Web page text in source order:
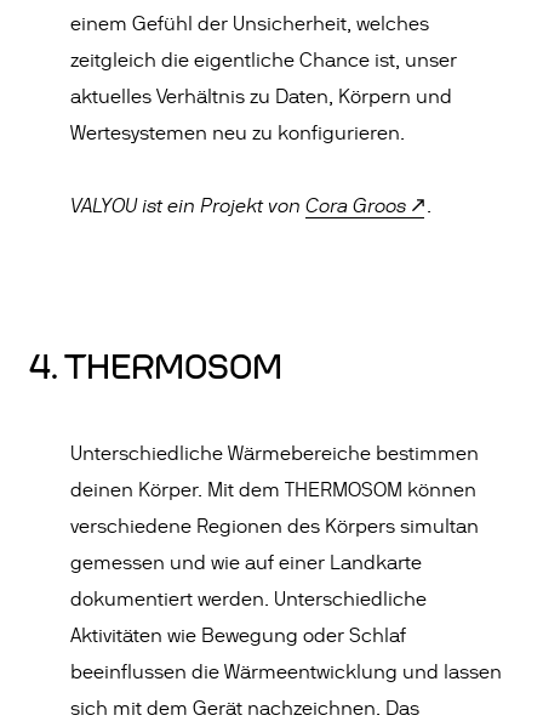
einem Gefühl der Unsicherheit, welches
zeitgleich die eigentliche Chance ist, unser
aktuelles Verhältnis zu Daten, Körpern und
Wertesystemen neu zu konfigurieren.
VALYOU ist ein Projekt vonCora Groos .
4. THERMOSOM
Unterschiedliche Wärmebereiche bestimmen
deinen Körper. Mit dem THERMOSOM können
verschiedene Regionen des Körpers simultan
gemessen und wie auf einer Landkarte
dokumentiert werden. Unterschiedliche
Aktivitäten wie Bewegung oder Schlaf
beeinflussen die Wärmeentwicklung und lassen
sich mit dem Gerät nachzeichnen. Das